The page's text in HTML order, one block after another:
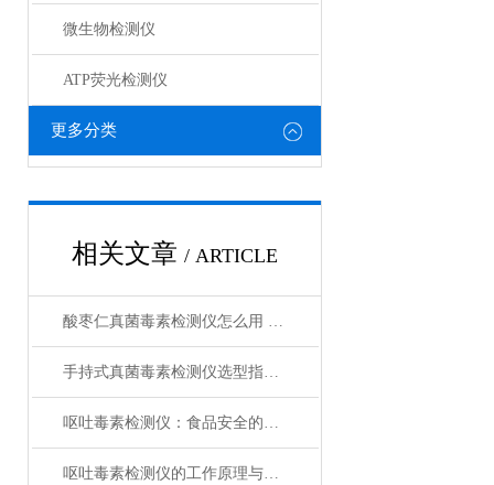
微生物检测仪
ATP荧光检测仪
更多分类
相关文章 / ARTICLE
酸枣仁真菌毒素检测仪怎么用 选购指南
手持式真菌毒素检测仪选型指南 不同场景适配方案
呕吐毒素检测仪：食品安全的忠诚卫士
呕吐毒素检测仪的工作原理与应用